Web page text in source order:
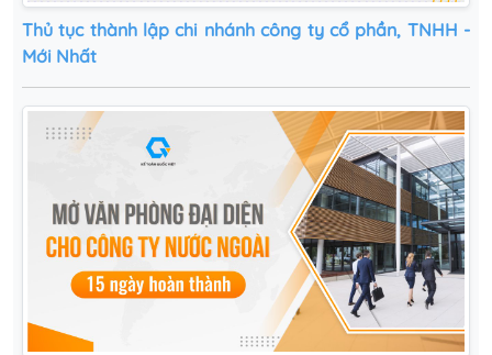
Thủ tục thành lập chi nhánh công ty cổ phần, TNHH -
Mới Nhất